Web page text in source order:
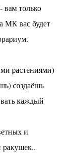
вам только
МК вас будет
растениями)
создаёшь
каждый
и
ракушек..